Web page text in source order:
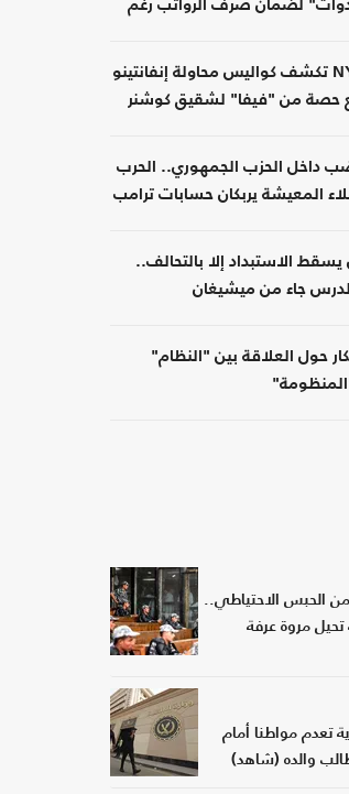
لضمان صرف الرواتب رغم
NYT تكشف كواليس محاولة إنفانتينو
حصة من "فيفا" لشقيق كوشنر
داخل الحزب الجمهوري.. الحرب
المعيشة يربكان حسابات ترامب
يسقط الاستبداد إلا بالتحالف..
جاء من ميشيغان
حول العلاقة بين "النظام"
من الحبس الاحتياطي..
تحيل مروة عرفة
تعدم مواطنا أمام
والده (شاهد)